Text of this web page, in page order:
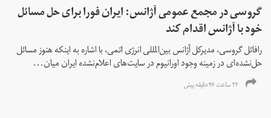
گروسی در مجمع عمومی آژانس: ایران فورا برای حل مسائل
خود با آژانس اقدام کند
رافائل گروسی، مدیرکل آژانس بین‌المللی انرژی اتمی، با اشاره به اینکه هنوز مسائل
حل‌نشده‌ای در زمینه وجود اورانیوم در سایت‌های اعلام‌نشده ایران میان...
۲۲ ساعت ۴۶ دقیقه پیش